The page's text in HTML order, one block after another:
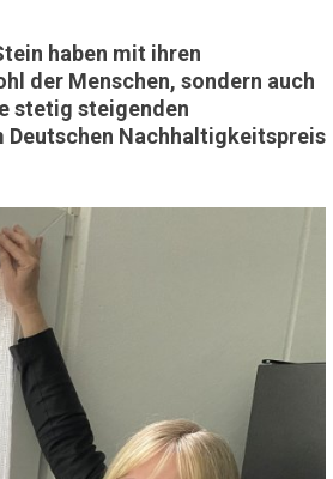
haben mit ihren
der Menschen, sondern auch
stetig steigenden
Deutschen Nachhaltigkeitspreis